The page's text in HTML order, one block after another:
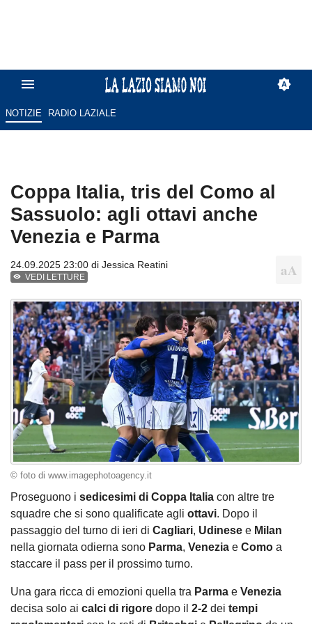
NOTIZIE RADIO LAZIALE
Coppa Italia, tris del Como al
Sassuolo: agli ottavi anche
Venezia e Parma
24.09.2025 23:00 di Jessica Reatini
VEDI LETTURE
© foto di www.imagephotoagency.it
Proseguono i sedicesimi di Coppa Italia con altre tre
squadre che si sono qualificate agli ottavi. Dopo il
passaggio del turno di ieri di Cagliari, Udinese e Milan
nella giornata odierna sono Parma, Venezia e Como a
staccare il pass per il prossimo turno.
Una gara ricca di emozioni quella tra Parma e Venezia
decisa solo ai calci di rigore dopo il 2-2 dei tempi